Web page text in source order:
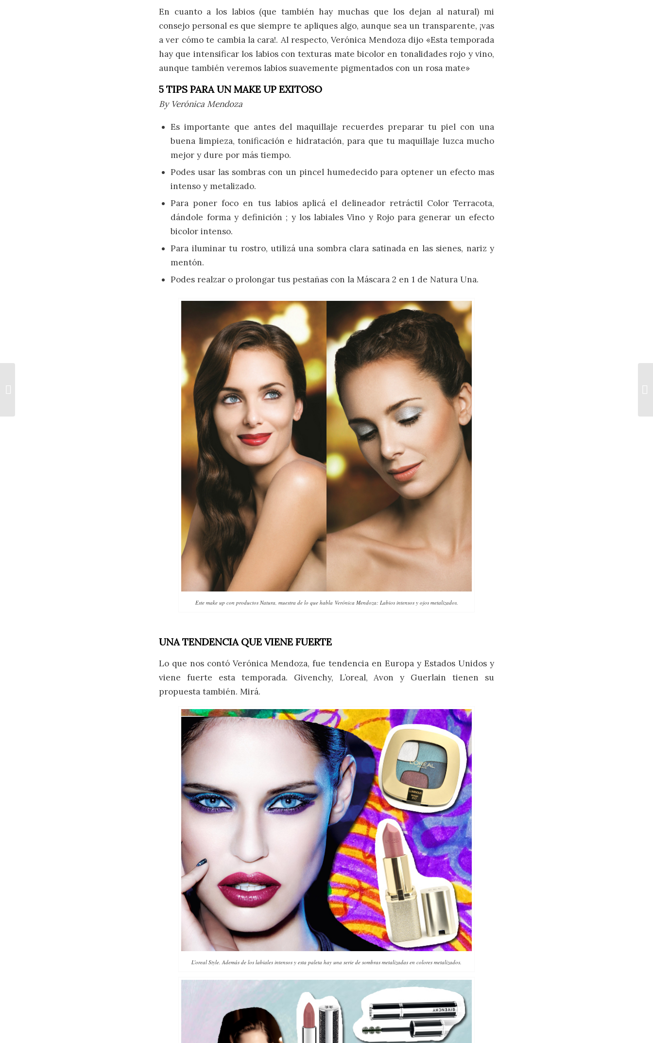
En cuanto a los labios (que también hay muchas que los dejan al natural) mi
consejo personal es que siempre te apliques algo, aunque sea un transparente, ¡vas
a ver cómo te cambia la cara!. Al respecto, Verónica Mendoza dijo «Esta temporada
hay que intensificar los labios con texturas mate bicolor en tonalidades rojo y vino,
aunque también veremos labios suavemente pigmentados con un rosa mate»
5 TIPS PARA UN MAKE UP EXITOSO
By Verónica Mendoza
Es importante que antes del maquillaje recuerdes preparar tu piel con una
buena limpieza, tonificación e hidratación, para que tu maquillaje luzca mucho
mejor y dure por más tiempo.
Podes usar las sombras con un pincel humedecido para optener un efecto mas
intenso y metalizado.
Para poner foco en tus labios aplicá el delineador retráctil Color Terracota,
dándole forma y definición ; y los labiales Vino y Rojo para generar un efecto
bicolor intenso.
Para iluminar tu rostro, utilizá una sombra clara satinada en las sienes, nariz y
mentón.
Podes realzar o prolongar tus pestañas con la Máscara 2 en 1 de Natura Una.
Este make up con productos Natura, muestra de lo que habla Verónica Mendoza: Labios intensos y ojos metalizados.
UNA TENDENCIA QUE VIENE FUERTE
Lo que nos contó Verónica Mendoza, fue tendencia en Europa y Estados Unidos y
viene fuerte esta temporada. Givenchy, L’oreal, Avon y Guerlain tienen su
propuesta también. Mirá.
L’oreal Style. Además de los labiales intensos y esta paleta hay una serie de sombras metalizadas en colores metalizados.